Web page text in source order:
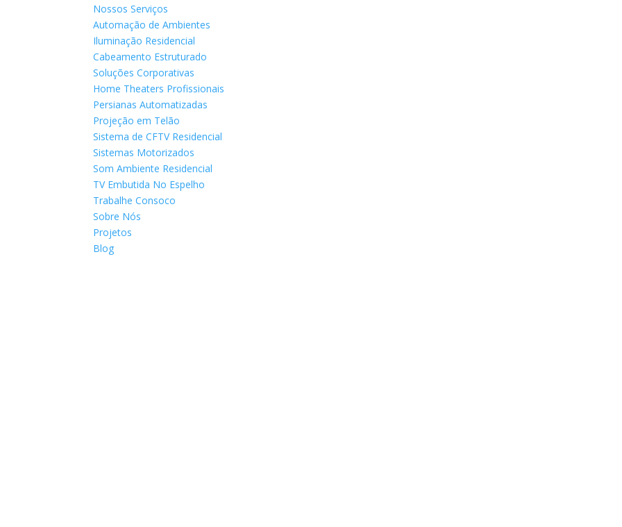
Nossos Serviços
Automação de Ambientes
Iluminação Residencial
Cabeamento Estruturado
Soluções Corporativas
Home Theaters Profissionais
Persianas Automatizadas
Projeção em Telão
Sistema de CFTV Residencial
Sistemas Motorizados
Som Ambiente Residencial
TV Embutida No Espelho
Trabalhe Consoco
Sobre Nós
Projetos
Blog